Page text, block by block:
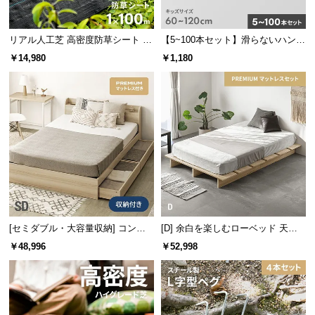
経
路
に
つ
い
て
返
品・
キ
ャ
ン
セ
ル
に
つ
て
な座面のカーブが、快適な座り心地を実現します。
ゆったりと使えるチェアサイズ
ゆとりある奥行と足腰に負担がかかりにくい座面高
で、安心して腰かけることができるバスチェアで
リアル人工芝 高密度防草シート 1×
100m
￥14,980
【5~100本セット】滑らないハンガ
ー キッズサイズ
￥1,180
[セミダブル・大容量収納] コンセ
ント機能付きベッド プレミアムマ
ットレス付き
￥48,996
[D] 余白を楽しむローベッド 天然
木調 ステージベッド プレミアムマ
ットレス付き
￥52,998